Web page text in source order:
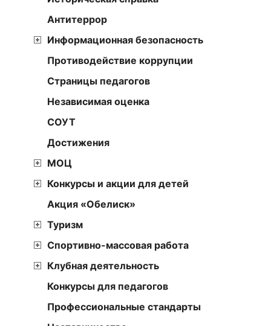
Антитеррор
Информационная безопасность
Противодействие коррупции
Страницы педагогов
Независимая оценка
СОУТ
Достижения
МОЦ
Конкурсы и акции для детей
Акция «Обелиск»
Туризм
Спортивно-массовая работа
Клубная деятельность
Конкурсы для педагогов
Профессиональные стандарты